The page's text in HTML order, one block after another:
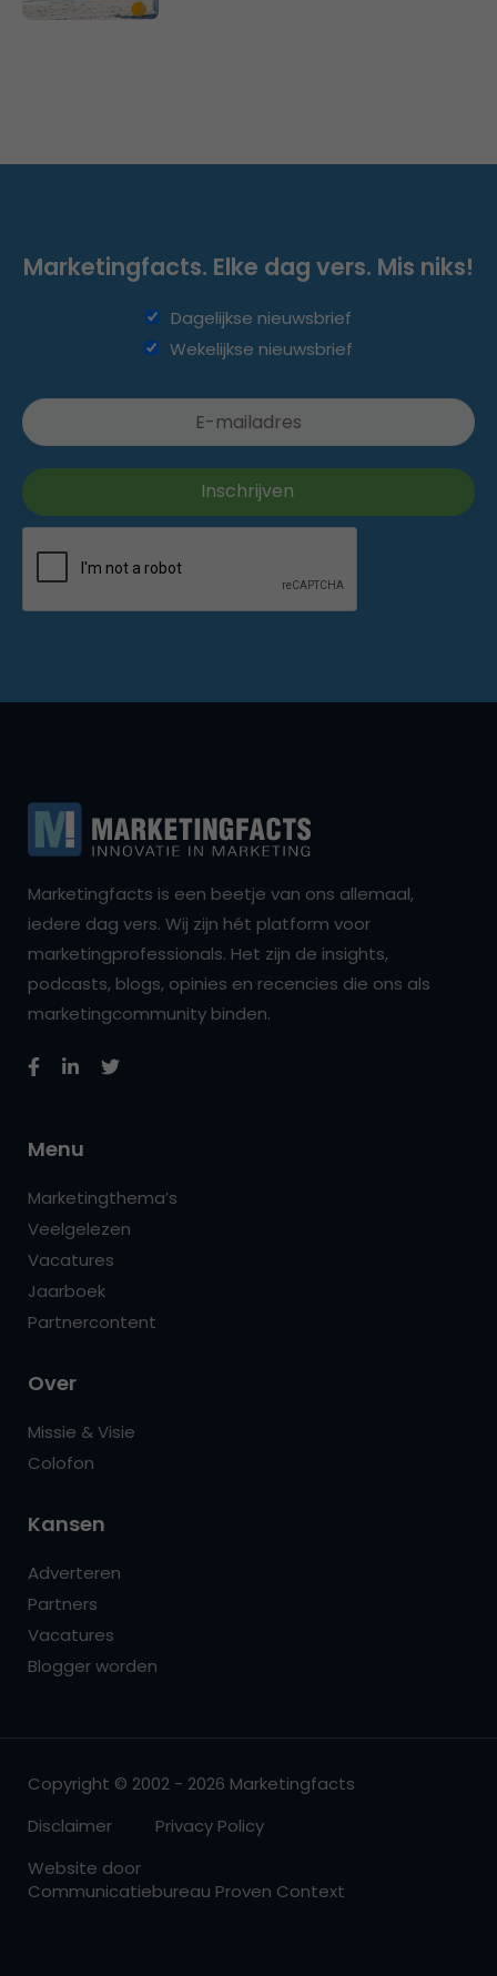
Marketingfacts. Elke dag vers. Mis niks!
Dagelijkse nieuwsbrief
Wekelijkse nieuwsbrief
Marketingfacts is een beetje van ons allemaal,
iedere dag vers. Wij zijn hét platform voor
marketingprofessionals. Het zijn de insights,
podcasts, blogs, opinies en recencies die ons als
marketingcommunity binden.
Menu
Marketingthema’s
Veelgelezen
Vacatures
Jaarboek
Partnercontent
Over
Missie & Visie
Colofon
Kansen
Adverteren
Partners
Vacatures
Blogger worden
Copyright © 2002 - 2026 Marketingfacts
Disclaimer
Privacy Policy
Website door
Communicatiebureau Proven Context